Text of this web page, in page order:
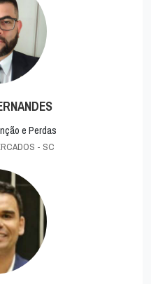
e Perdas
- SC